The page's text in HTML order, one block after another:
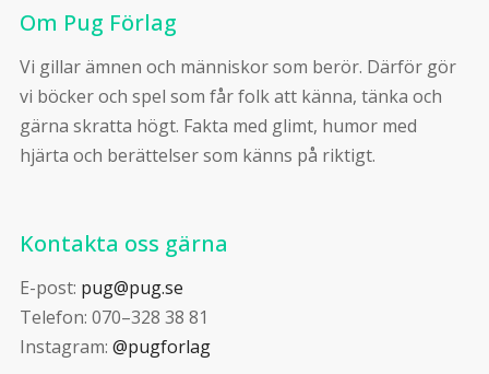
Om Pug Förlag
Vi gillar ämnen och människor som berör. Därför gör
vi böcker och spel som får folk att känna, tänka och
gärna skratta högt. Fakta med glimt, humor med
hjärta och berättelser som känns på riktigt.
Kontakta oss gärna
E-post: pug@pug.se
Telefon: 070–328 38 81
Instagram: @pugforlag